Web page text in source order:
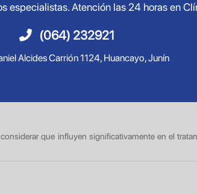
especialistas. Atención las 24 horas en
(064) 232921
Alcides Carrión 1124, Huancayo, Junín
que influyen significativamente en el